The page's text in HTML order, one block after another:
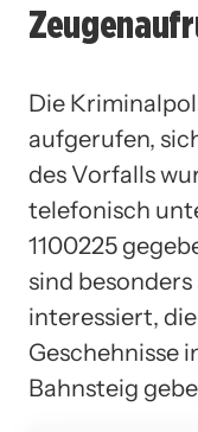
Die
aufgerufen,
des Vorfalls
telefonisch
1100225
sind
interessiert,
Geschehnisse
Bahnsteig